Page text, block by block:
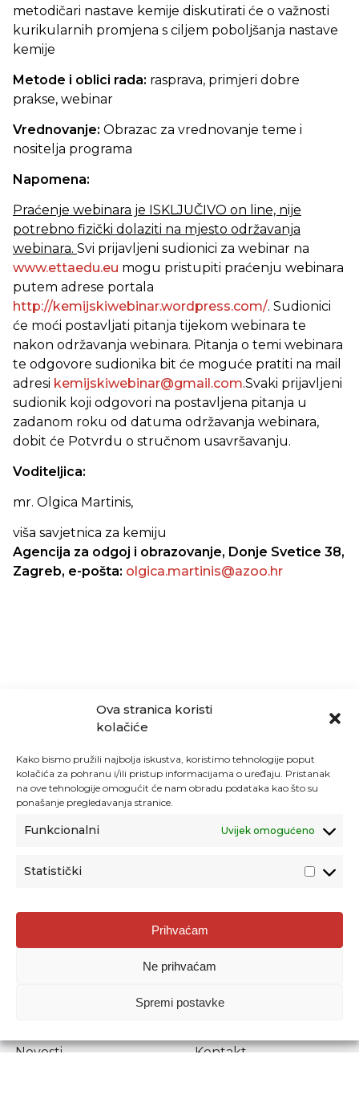
Ova stranica koristi
kolačiće
Kako bismo pružili najbolja iskustva, koristimo tehnologije poput
kolačića za pohranu i/ili pristup informacijama o uređaju. Pristanak
na ove tehnologije omogućit će nam obradu podataka kao što su
ponašanje pregledavanja stranice.
Funkcionalni Uvijek omogućeno
Statistički
Prihvaćam
Ne prihvaćam
Spremi postavke
metodičari nastave kemije diskutirati će o važnosti
kurikularnih promjena s ciljem poboljšanja nastave
kemije
Metode i oblici rada: rasprava, primjeri dobre
prakse, webinar
Vrednovanje: Obrazac za vrednovanje teme i
nositelja programa
Napomena:
Praćenje webinara je ISKLJUČIVO on line, nije
potrebno fizički dolaziti na mjesto održavanja
webinara. Svi prijavljeni sudionici za webinar na
www.ettaedu.eu mogu pristupiti praćenju webinara
putem adrese portala
http://kemijskiwebinar.wordpress.com/. Sudionici
će moći postavljati pitanja tijekom webinara te
nakon održavanja webinara. Pitanja o temi webinara
te odgovore sudionika bit će moguće pratiti na mail
adresi kemijskiwebinar@gmail.com.Svaki prijavljeni
sudionik koji odgovori na postavljena pitanja u
zadanom roku od datuma održavanja webinara,
dobit će Potvrdu o stručnom usavršavanju.
Voditeljica:
mr. Olgica Martinis,
viša savjetnica za kemiju
Agencija za odgoj i obrazovanje, Donje Svetice 38,
Zagreb, e-pošta: olgica.martinis@azoo.hr
Agencija za odgoj i obrazovanje
Donje Svetice 38, 10000 Zagreb
1778129
Prenošenje sadržaja dopušteno je uz navođenje izvora.
Novosti
Kontakt